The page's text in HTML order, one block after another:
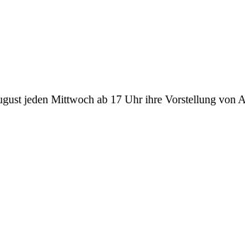
jeden Mittwoch ab 17 Uhr ihre Vorstellung von